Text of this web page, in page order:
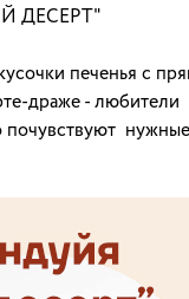
ДЕСЕРТ"
печенья с
драже - любители
почувствуют